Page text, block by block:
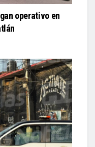
operativo en